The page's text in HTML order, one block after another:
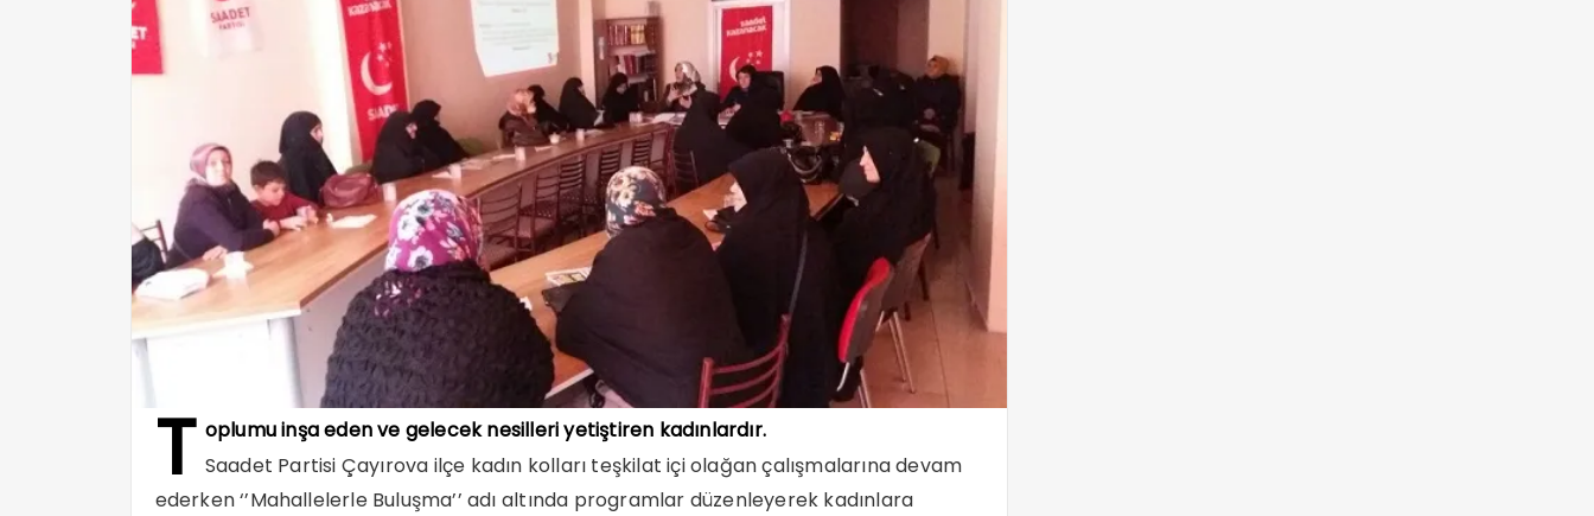
T oplumu inşa eden ve gelecek nesilleri yetiştiren kadınlardır.
Saadet Partisi Çayırova ilçe kadın kolları teşkilat içi olağan çalışmalarına devam
ederken ‘’Mahallelerle Buluşma’’ adı altında programlar düzenleyerek kadınlara